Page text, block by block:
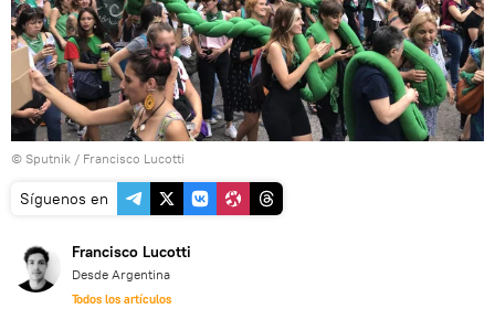
© Sputnik / Francisco Lucotti
Síguenos en
Francisco Lucotti
Desde Argentina
Todos los artículos